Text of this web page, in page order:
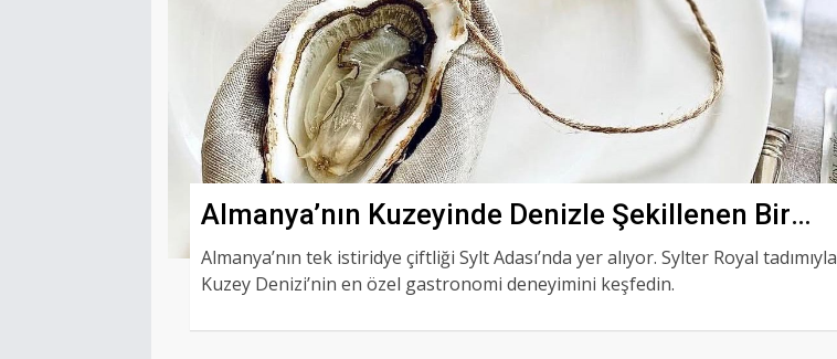
Almanya’nın Kuzeyinde Denizle Şekillenen Bir
Gastronomi Hikayesi
Almanya’nın tek istiridye çiftliği Sylt Adası’nda yer alıyor. Sylter Royal tadımıyla
Kuzey Denizi’nin en özel gastronomi deneyimini keşfedin.